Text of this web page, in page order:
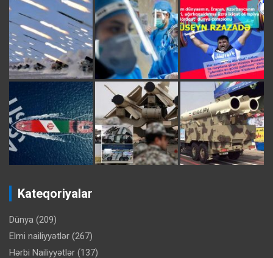
Kateqoriyalar
Dünya (209)
Elmi nailiyyətlər (267)
Hərbi Nailiyyətlər (137)